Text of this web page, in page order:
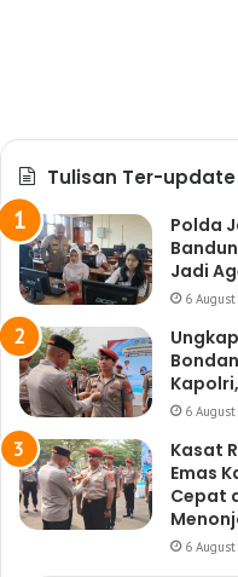
Tulisan Ter-
Polda
Jadi
6
6
Kasat
Emas
Cepat
6